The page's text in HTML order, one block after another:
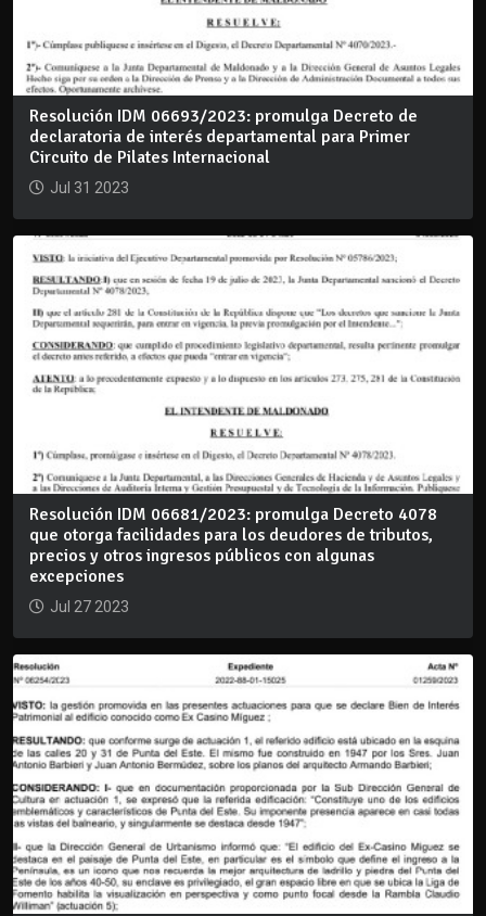
Resolución IDM 06693/2023: promulga Decreto de
declaratoria de interés departamental para Primer
Circuito de Pilates Internacional
Jul 31 2023
Resolución IDM 06681/2023: promulga Decreto 4078
que otorga facilidades para los deudores de tributos,
precios y otros ingresos públicos con algunas
excepciones
Jul 27 2023